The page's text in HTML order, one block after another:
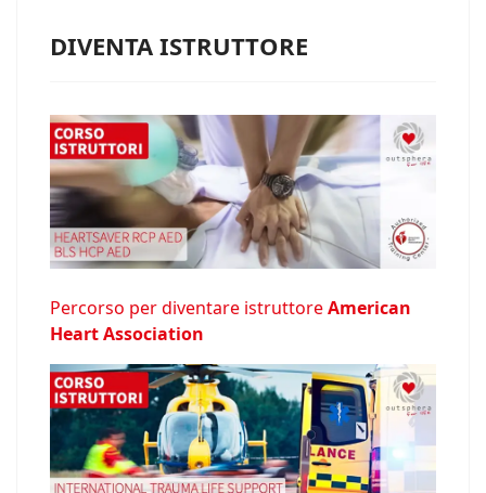
DIVENTA ISTRUTTORE
Percorso per diventare istruttoreAmerican
Heart Association